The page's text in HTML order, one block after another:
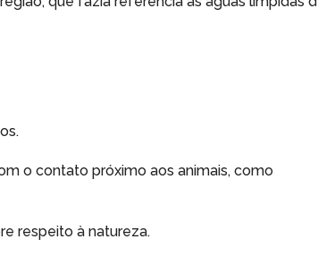
o contato próximo aos animais, como
respeito à natureza.